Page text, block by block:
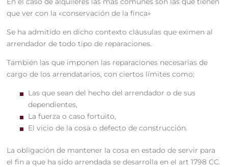
que ver con la «conservación de la finca»
Se ha admitido en dicho contexto cláusulas que eximen al
arrendador de todo tipo de reparaciones.
También las que imponen las reparaciones necesarias de
cargo de los arrendatarios, con ciertos límites como:
Las que sean del hecho del arrendador o de sus
dependientes,
La fuerza o caso fortuito,
El vicio de la cosa o defecto de construcción.
La obligación de mantener la cosa en estado de servir para
el fin a que ha sido arrendada se desarrolla en el art 1798 CC.